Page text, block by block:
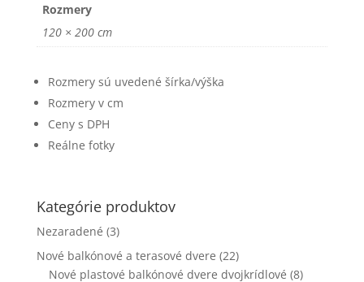
Rozmery
120 × 200 cm
Rozmery sú uvedené šírka/výška
Rozmery v cm
Ceny s DPH
Reálne fotky
Kategórie produktov
Nezaradené (3)
Nové balkónové a terasové dvere (22)
Nové plastové balkónové dvere dvojkrídlové (8)
najlepšie. Ak
cookie
a správania
počas návštevy